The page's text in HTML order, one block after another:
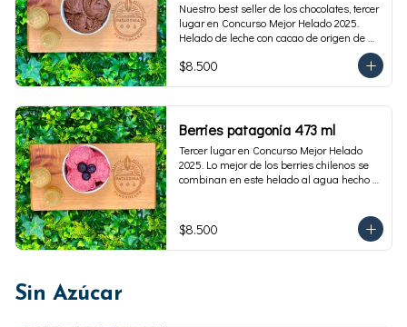
Nuestro best seller de los chocolates, tercer
lugar en Concurso Mejor Helado 2025.
Helado de leche con cacao de origen de
intensidad al 60%. Envase familiar 473 ml,
rinde 4  porciones.
$8.500
Berries patagonia 473 ml
Tercer lugar en Concurso Mejor Helado
2025. Lo mejor de los berries chilenos se
combinan en este helado al agua hecho
473 ml. Rinde 4 porciones.
$8.500
Sin Azúcar